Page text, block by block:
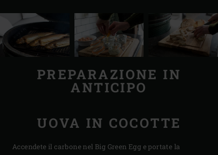
PREPARAZIONE IN
ANTICIPO
UOVA IN COCOTTE
Accendete il carbone nel Big Green Egg e portate la